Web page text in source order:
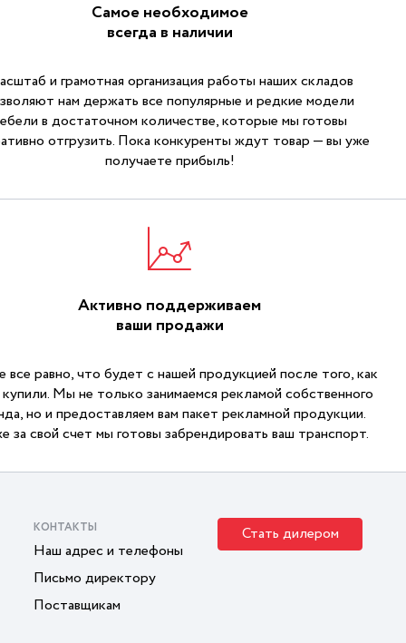
Самое необходимое
всегда в наличии
и грамотная организация работы наших складов
нам держать все популярные и редкие модели
в достаточном количестве, которые мы готовы
отгрузить. Пока конкуренты ждут товар — вы уже
получаете прибыль!
Активно поддерживаем
ваши продажи
все равно, что будет с нашей продукцией после того, как
Мы не только занимаемся рекламой собственного
но и предоставляем вам пакет рекламной продукции.
за свой счет мы готовы забрендировать ваш транспорт.
КОНТАКТЫ
Наш адрес и телефоны
Письмо директору
Поставщикам
Стать дилером